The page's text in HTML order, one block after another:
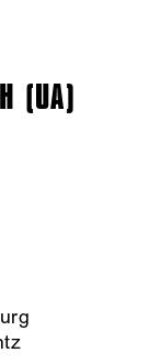
(UA)